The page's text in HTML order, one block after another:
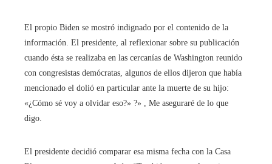
El propio Biden se mostró indignado por el contenido de la
información. El presidente, al reflexionar sobre su publicación
cuando ésta se realizaba en las cercanías de Washington reunido
con congresistas demócratas, algunos de ellos dijeron que había
mencionado el dolió en particular ante la muerte de su hijo:
«¿Cómo sé voy a olvidar eso?» ?» , Me aseguraré de lo que
digo.
El presidente decidió comparar esa misma fecha con la Casa